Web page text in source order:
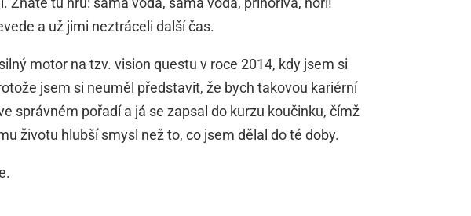
a už jimi neztráceli další čas.
motor na tzv. vision questu v roce 2014, kdy jsem si
jsem si neuměl představit, že bych takovou kariérní
správném pořadí a já se zapsal do kurzu koučinku, čímž
životu hlubší smysl než to, co jsem dělal do té doby.